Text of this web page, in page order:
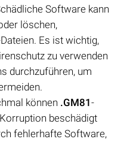
Software kann
löschen,
Es ist wichtig,
zu verwenden
durchzuführen, um
können .GM81-
beschädigt
fehlerhafte Software,